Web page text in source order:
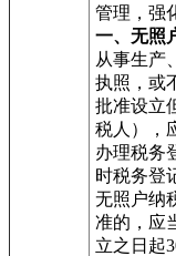
管理，强
一、无照
从事生产
执照，或
批准设立
税人），
办理税务
时税务登
无照户纳
准的，应
立之日起